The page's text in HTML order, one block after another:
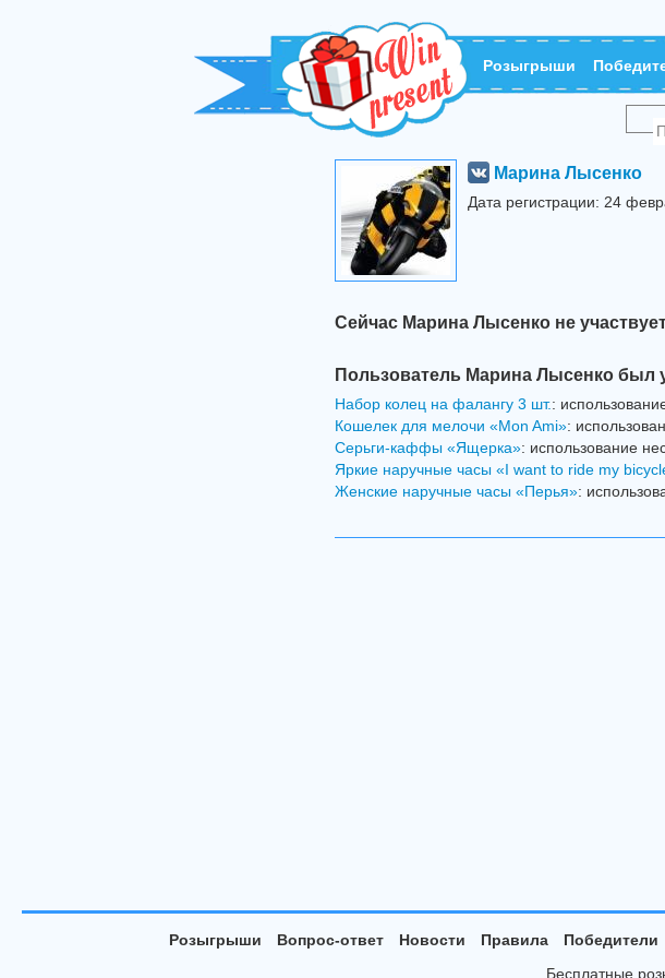
Розыгрыши
Марина Лысенко
Дата регистрации: 24
Сейчас Марина Лысенко не
Пользователь Марина Лысенко
Набор колец на фалангу 3 шт.:
Кошелек для мелочи «Mon Ami»:
Серьги-каффы «Ящерка»: использование
Яркие наручные часы «I want to ride my
Женские наручные часы «Перья»:
Розыгрыши Вопрос-ответ Новости Правила Победители
Бесплатные